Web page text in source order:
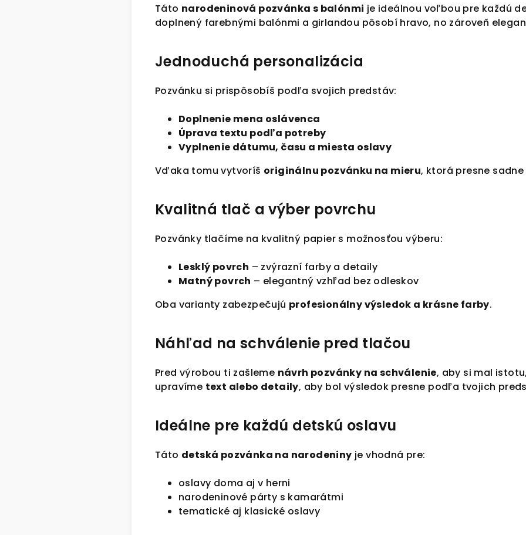
Táto narodeninová pozvánka s balónmi je ideálnou voľbou pre každú
doplnený farebnými balónmi a girlandou pôsobí hravo, no zároveň
Jednoduchá personalizácia
Pozvánku si prispôsobíš podľa svojich predstáv:
Doplnenie mena oslávenca
Úprava textu podľa potreby
Vyplnenie dátumu, času a miesta oslavy
Vďaka tomu vytvoríš originálnu pozvánku na mieru, ktorá presne
Kvalitná tlač a výber povrchu
Pozvánky tlačíme na kvalitný papier s možnosťou výberu:
Lesklý povrch – zvýrazní farby a detaily
Matný povrch – elegantný vzhľad bez odleskov
Oba varianty zabezpečujú profesionálny výsledok a krásne farby.
Náhľad na schválenie pred tlačou
Pred výrobou ti zašleme návrh pozvánky na schválenie, aby si mal
upravíme text alebo detaily, aby bol výsledok presne podľa tvojich
Ideálne pre každú detskú oslavu
Táto detská pozvánka na narodeniny je vhodná pre:
oslavy doma aj v herni
narodeninové párty s kamarátmi
tematické aj klasické oslavy